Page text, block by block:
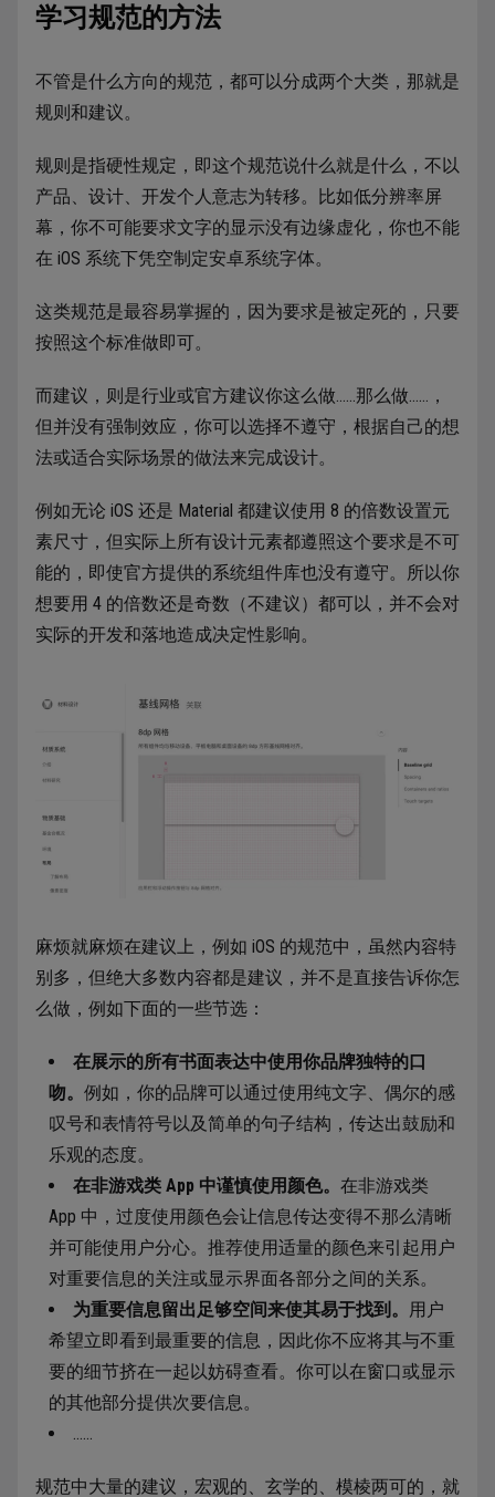
学习规范的方法
不管是什么方向的规范，都可以分成两个大类，那就是
规则和建议。
规则是指硬性规定，即这个规范说什么就是什么，不以
产品、设计、开发个人意志为转移。比如低分辨率屏
幕，你不可能要求文字的显示没有边缘虚化，你也不能
在 iOS 系统下凭空制定安卓系统字体。
这类规范是最容易掌握的，因为要求是被定死的，只要
按照这个标准做即可。
而建议，则是行业或官方建议你这么做……那么做……，
但并没有强制效应，你可以选择不遵守，根据自己的想
法或适合实际场景的做法来完成设计。
例如无论 iOS 还是 Material 都建议使用 8 的倍数设置元
素尺寸，但实际上所有设计元素都遵照这个要求是不可
能的，即使官方提供的系统组件库也没有遵守。所以你
想要用 4 的倍数还是奇数（不建议）都可以，并不会对
实际的开发和落地造成决定性影响。
麻烦就麻烦在建议上，例如 iOS 的规范中，虽然内容特
别多，但绝大多数内容都是建议，并不是直接告诉你怎
么做，例如下面的一些节选：
在展示的所有书面表达中使用你品牌独特的口
吻。 例如，你的品牌可以通过使用纯文字、偶尔的感
叹号和表情符号以及简单的句子结构，传达出鼓励和
乐观的态度。
在非游戏类 App 中谨慎使用颜色。 在非游戏类
App 中，过度使用颜色会让信息传达变得不那么清晰
并可能使用户分心。推荐使用适量的颜色来引起用户
对重要信息的关注或显示界面各部分之间的关系。
为重要信息留出足够空间来使其易于找到。 用户
希望立即看到最重要的信息，因此你不应将其与不重
要的细节挤在一起以妨碍查看。你可以在窗口或显示
的其他部分提供次要信息。
……
规范中大量的建议，宏观的、玄学的、模棱两可的，就